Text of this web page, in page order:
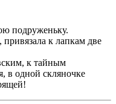
подруженьку.
к лапкам две
к тайным
в одной скляночке